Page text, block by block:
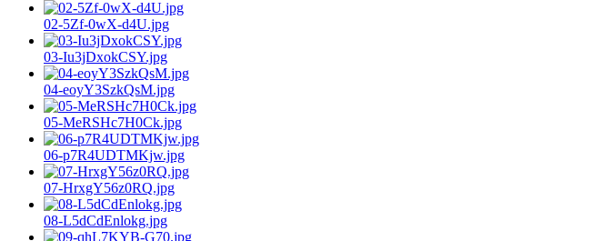
02-5Zf-0wX-d4U.jpg
03-Iu3jDxokCSY.jpg
04-eoyY3SzkQsM.jpg
05-MeRSHc7H0Ck.jpg
06-p7R4UDTMKjw.jpg
07-HrxgY56z0RQ.jpg
08-L5dCdEnlokg.jpg